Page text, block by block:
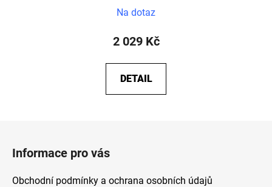
Na dotaz
2 029 Kč
DETAIL
Informace pro vás
Obchodní podmínky a ochrana osobních údajů